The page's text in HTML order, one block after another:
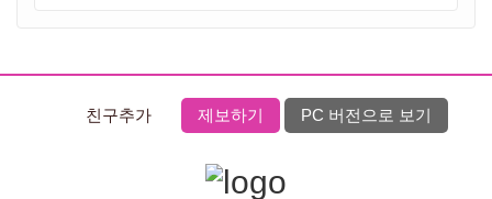
친구추가 제보하기 PC 버전으로 보기